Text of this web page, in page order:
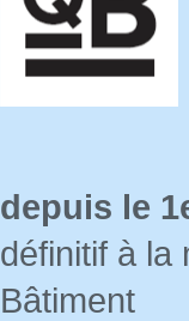
depuis le 1
définitif à la
Bâtiment